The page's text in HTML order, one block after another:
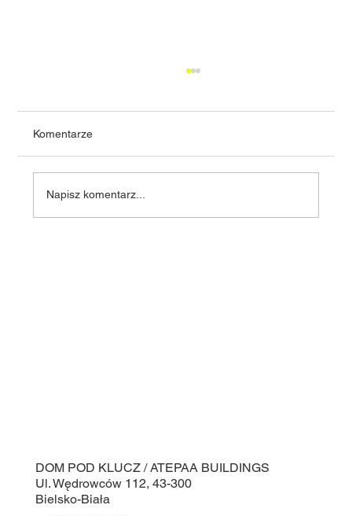
Komentarze
Napisz komentarz...
DOM POD KLUCZ / ATEPAA BUILDINGS
Ul. Wędrowców 112, 43-300
Bielsko-Biała